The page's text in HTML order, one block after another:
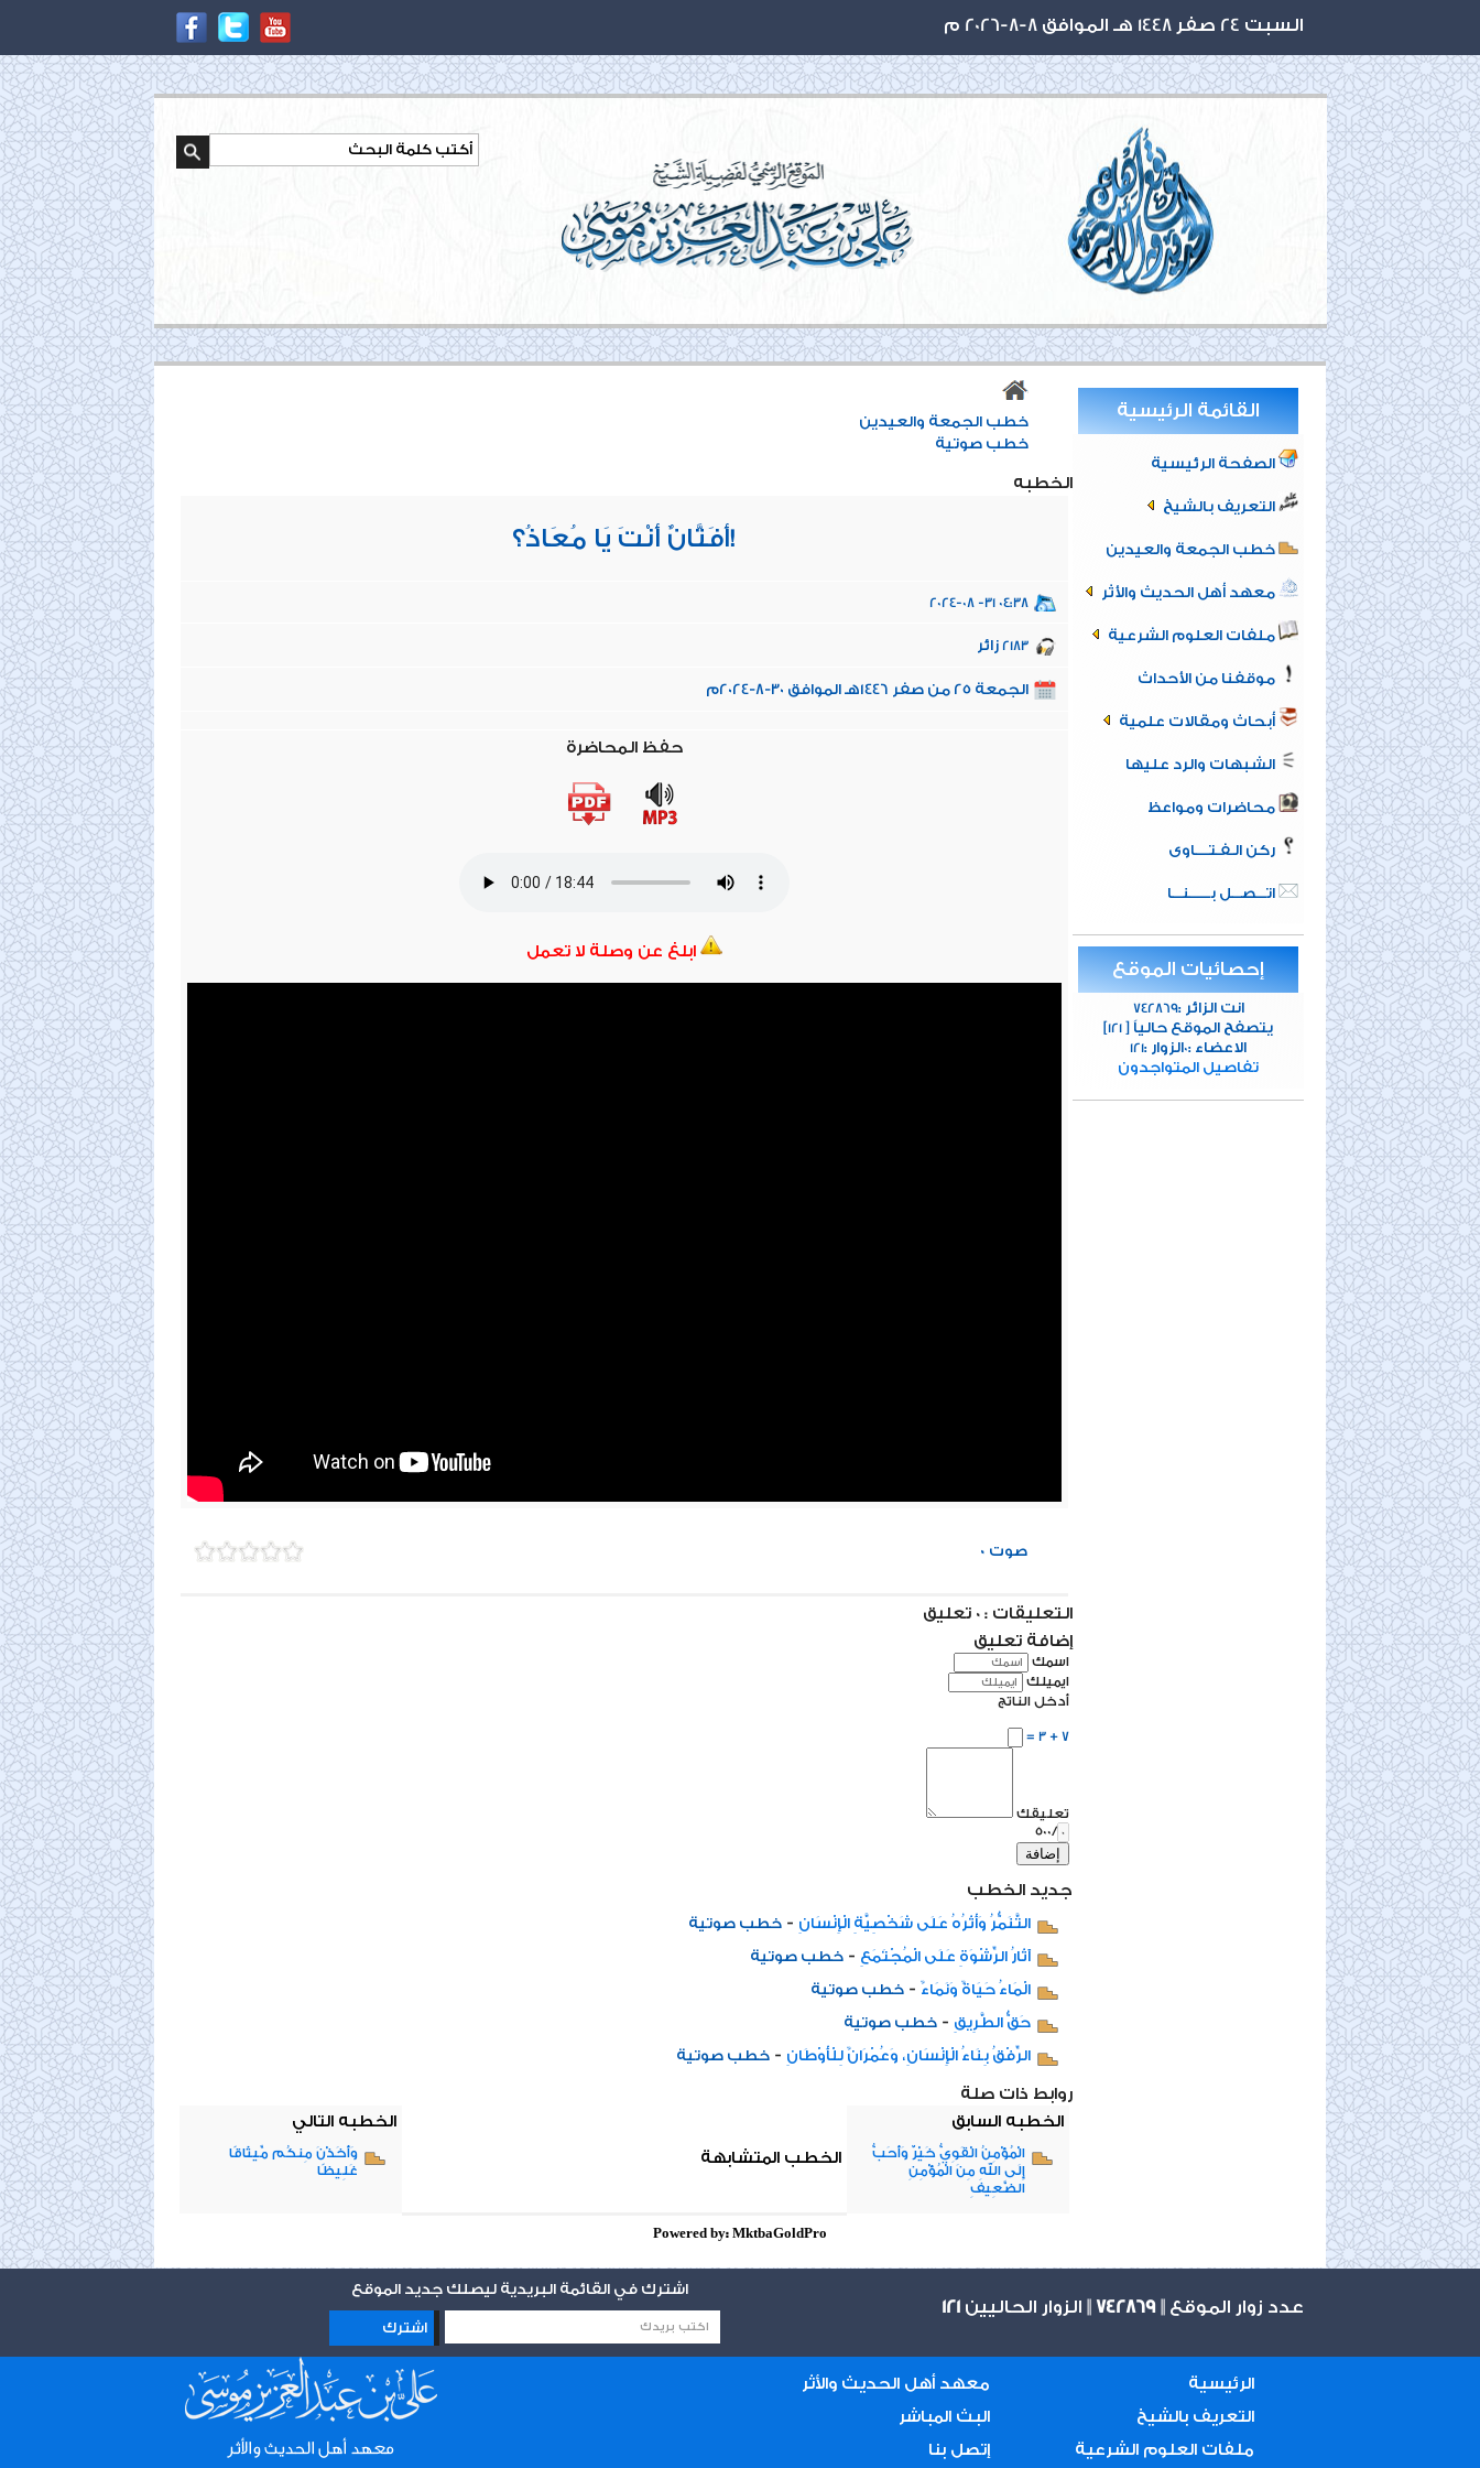
السبت 24 صفر 1448 هـ الموافق 8-8-2026 م
القائمة الرئيسية
الصفحة الرئيسية
التعريف بالشيخ
خطب الجمعة والعيدين
معهد أهل الحديث والأثر
ملفات العلوم الشرعية
موقفنا من الأحداث
أبحاث ومقالات علمية
الشبهات والرد عليها
محاضرات ومواعظ
ركن الـفـتــــاوى
اتـــصـــل بــــــنـــا
إحصائيات الموقع
انت الزائر :742869
[يتصفح الموقع حالياً [ 121
الاعضاء :0الزوار :121
تفاصيل المتواجدون
خطب الجمعة والعيدين
خطب صوتية
الخطبه
أَفَتَّانٌ أَنْتَ يَا مُعَاذُ؟!
2024-08 -31 04:38
2183 زائر
الجمعة 25 من صفر 1446هـ الموافق 30-8-2024م
حفظ المحاضرة
ابلغ عن وصلة لا تعمل
0 صوت
التعليقات : 0 تعليق
إضافة تعليق
اسمك
ايميلك
أدخل الناتج
7 + 3 =
تعليقك
/500
إضافة
جديد الخطب
التَّنَمُّرُ وَأَثَرُهُ عَلَى شَخْصِيَّةِ الْإِنْسَانِ - خطب صوتية
آثَارُ الرِّشْوَةِ عَلَى الْمُجْتَمَعِ - خطب صوتية
الْمَاءُ حَيَاةٌ وَنَمَاءٌ - خطب صوتية
حَقُّ الطَّرِيقِ - خطب صوتية
الرِّفْقُ بِنَاءُ الْإِنْسَانِ، وَعُمْرَانٌ لِلْأَوْطَانِ - خطب صوتية
روابط ذات صلة
الخطبه السابق
الْمُؤْمِنُ الْقَوِيُّ خَيْرٌ وَأَحَبُّ
إِلَى اللهِ مِنَ الْمُؤْمِنِ
الضَّعِيفِ
الخطب المتشابهة
الخطبه التالي
وَأَخَذْنَ مِنكُم مِّيثَاقًا
غَلِيظًا
Powered by: MktbaGoldPro
عدد زوار الموقع || 742869 || الزوار الحاليين 121
اشترك في القائمة البريدية ليصلك جديد الموقع
الرئيسية
التعريف بالشيخ
ملفات العلوم الشرعية
معهد أهل الحديث والأثر
البث المباشر
إتصل بنا